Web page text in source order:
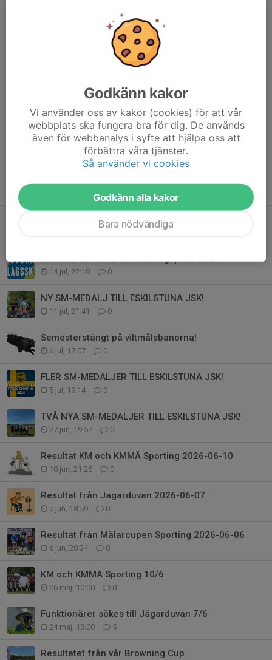
Vi har inget drickbart vatten på banorna.
Anmälan sker vid vår lilla stuga inne vid banorna om inget annat
Gott om parkeringsplatser! Större ekipage lämnas ute vid vår
paviljong då det blir trångt inne vid banorna.
Dela nyhet
Tidigare nyheter
Amanda får ännu en landslagsplats 2026!
14 jul, 22:10 0
NY SM-MEDALJ TILL ESKILSTUNA JSK!
11 jul, 21:41 0
Semesterstängt på viltmålsbanorna!
6 jul, 17:07 0
FLER SM-MEDALJER TILL ESKILSTUNA JSK!
5 jul, 19:14 0
TVÅ NYA SM-MEDALJER TILL ESKILSTUNA JSK!
27 jun, 19:57 0
Resultat KM och KMMÄ Sporting 2026-06-10
10 jun, 21:25 0
Resultat från Jägarduvan 2026-06-07
7 jun, 18:59 0
Resultat från Mälarcupen Sporting 2026-06-06
6 jun, 20:34 0
KM och KMMÄ Sporting 10/6
26 maj, 10:00 0
Funktionärer sökes till Jägarduvan 7/6
24 maj, 13:00 5
Resultatet från vår Browning Cup
Godkänn kakor
Vi använder oss av kakor (cookies) för att vår
webbplats ska fungera bra för dig. De används
även för webbanalys i syfte att hjälpa oss att
förbättra våra tjänster.
Så använder vi cookies
Godkänn alla kakor
Bara nödvändiga